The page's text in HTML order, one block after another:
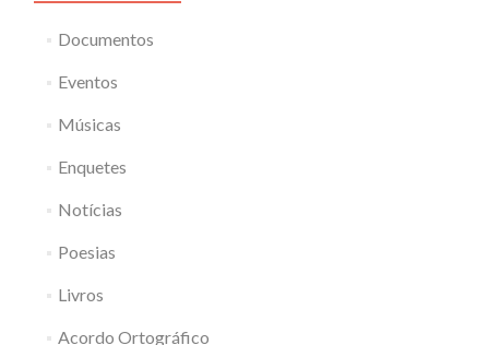
Documentos
Eventos
Músicas
Enquetes
Notícias
Poesias
Livros
Acordo Ortográfico